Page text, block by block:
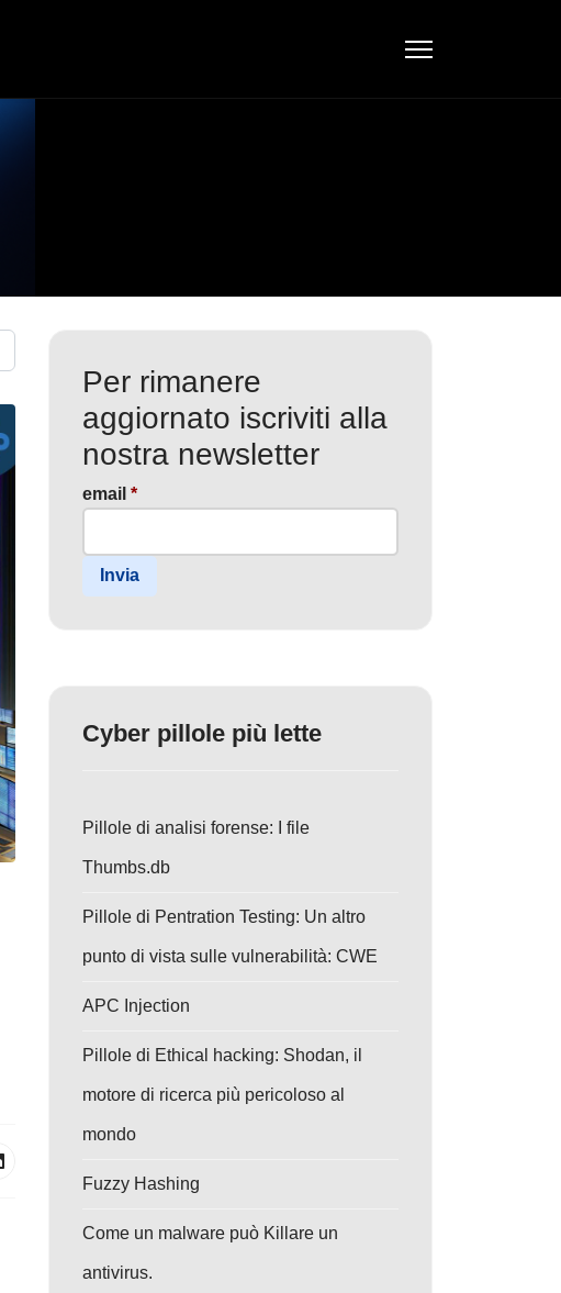
Per rimanere
aggiornato iscriviti alla
nostra newsletter
email *
Invia
Cyber pillole più lette
Pillole di analisi forense: I file
Thumbs.db
Pillole di Pentration Testing: Un altro
punto di vista sulle vulnerabilità: CWE
APC Injection
Pillole di Ethical hacking: Shodan, il
motore di ricerca più pericoloso al
mondo
Fuzzy Hashing
Come un malware può Killare un
antivirus.